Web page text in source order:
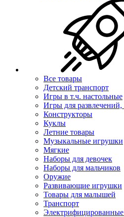
Все товары
Детский транспорт
Игры в т.ч. настольные
Игры для развлечений,
Конструкторы
Куклы
Летние товары
Музыкальные игрушки
Мягкие
Наборы для девочек
Наборы для мальчиков
Оружие
Развивающие игрушки
Товары для малышей
Транспорт